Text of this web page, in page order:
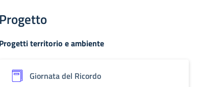
Progetto
Progetti territorio e ambiente
Giornata del Ricordo